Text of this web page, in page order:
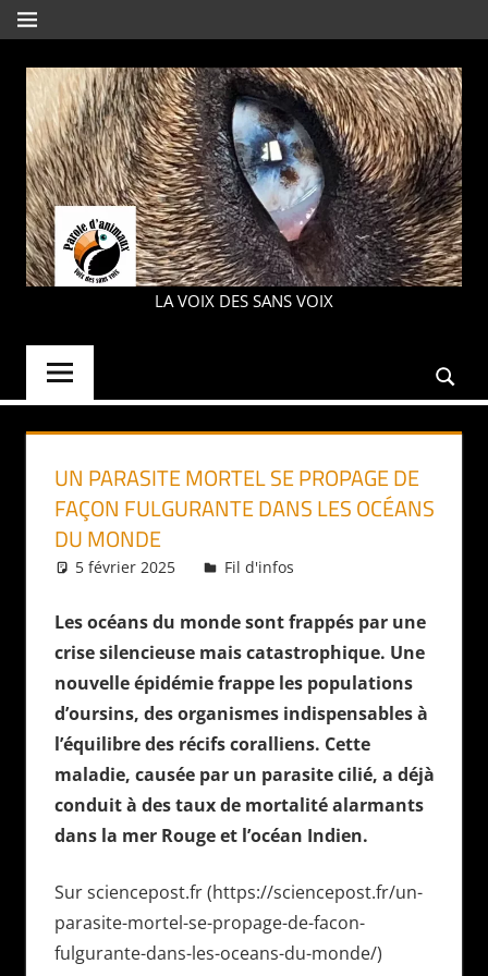
Aller
au
contenu
MENU
PAROLE
LA VOIX DES SANS VOIX
UN PARASITE MORTEL SE PROPAGE DE
FAÇON FULGURANTE DANS LES OCÉANS
DU MONDE
5 février 2025 Daniel
Fil d'infos
Les océans du monde sont frappés par une
crise silencieuse mais catastrophique. Une
nouvelle épidémie frappe les populations
d’oursins, des organismes indispensables à
l’équilibre des récifs coralliens. Cette
maladie, causée par un parasite cilié, a déjà
conduit à des taux de mortalité alarmants
dans la mer Rouge et l’océan Indien.
Sur sciencepost.fr (https://sciencepost.fr/un-
parasite-mortel-se-propage-de-facon-
fulgurante-dans-les-oceans-du-monde/)